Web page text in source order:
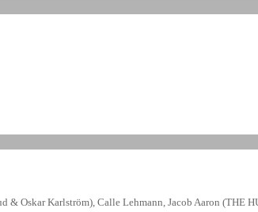
& Oskar Karlström), Calle Lehmann, Jacob Aaron (THE